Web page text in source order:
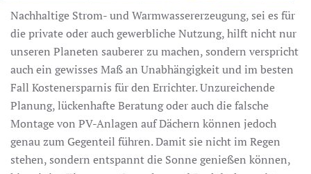
Nachhaltige Strom- und Warmwassererzeugung, sei es für
die private oder auch gewerbliche Nutzung, hilft nicht nur
unseren Planeten sauberer zu machen, sondern verspricht
auch ein gewisses Maß an Unabhängigkeit und im besten
Fall Kostenersparnis für den Errichter. Unzureichende
Planung, lückenhafte Beratung oder auch die falsche
Montage von PV-Anlagen auf Dächern können jedoch
genau zum Gegenteil führen. Damit sie nicht im Regen
stehen, sondern entspannt die Sonne genießen können,